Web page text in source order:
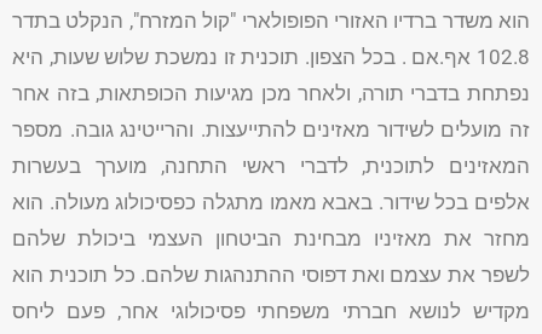
הוא משדר ברדיו האזורי הפופולארי "קול המזרח", הנקלט בתדר
102.8 אף.אם . בכל הצפון. תוכנית זו נמשכת שלוש שעות, היא
נפתחת בדברי תורה, ולאחר מכן מגיעות הכופתאות, בזה אחר
זה מועלים לשידור מאזינים להתייעצות. והרייטינג גובה. מספר
המאזינים לתוכנית, לדברי ראשי התחנה, מוערך בעשרות
אלפים בכל שידור. באבא מאמו מתגלה כפסיכולוג מעולה. הוא
מחזר את מאזיניו מבחינת הביטחון העצמי ביכולת שלהם
לשפר את עצמם ואת דפוסי ההתנהגות שלהם. כל תוכנית הוא
מקדיש לנושא חברתי משפחתי פסיכולוגי אחר, פעם ליחס